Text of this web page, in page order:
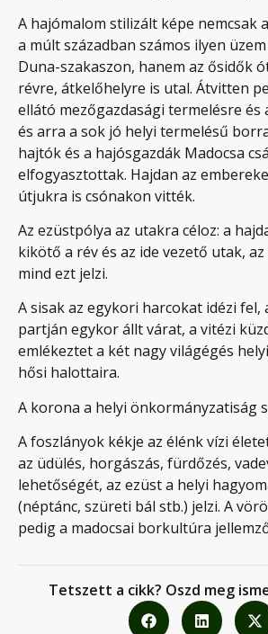
A hajómalom stilizált képe nemcsak
a múlt században számos ilyen
Duna-szakaszon, hanem az ősidők
révre, átkelőhelyre is utal. Átvitten
ellátó mezőgazdasági termelésre
és arra a sok jó helyi termelésű
hajtók és a hajósgazdák Madocsa
elfogyasztottak. Hajdan az
útjukra is csónakon vitték.
Az ezüstpólya az utakra céloz: a
kikötő a rév és az ide vezető utak,
mind ezt jelzi.
A sisak az egykori harcokat idézi fel,
partján egykor állt várat, a vitézi
emlékeztet a két nagy világégés
hősi halottaira.
A korona a helyi önkormányzatiság
A foszlányok kékje az élénk vízi
az üdülés, horgászás, fürdőzés,
lehetőségét, az ezüst a helyi
(néptánc, szüreti bál stb.) jelzi. A
pedig a madocsai borkultúra
Tetszett a cikk? Oszd meg